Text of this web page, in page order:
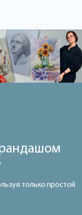
только простой